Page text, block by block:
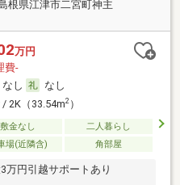
根県江津市二宮町神主
万円
費-
なし
なし
/ 2K（33.54m2）
敷金なし
二人暮らし
場(近隣含) 角部屋
万円引越サポートあり